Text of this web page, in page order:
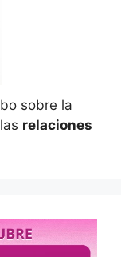
sobre la
relaciones